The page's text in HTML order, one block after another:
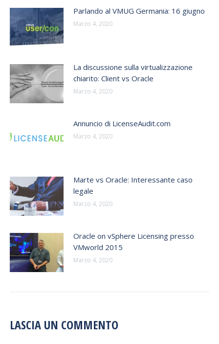
Parlando al VMUG Germania: 16 giugno
Marzo 4, 2020
La discussione sulla virtualizzazione
chiarito: Client vs Oracle
Marzo 4, 2020
Annuncio di LicenseAudit.com
Marzo 4, 2020
Marte vs Oracle: Interessante caso
legale
Marzo 4, 2020
Oracle on vSphere Licensing presso
VMworld 2015
Marzo 4, 2020
LASCIA UN COMMENTO